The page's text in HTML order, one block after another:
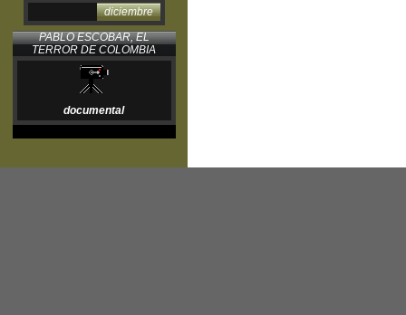
diciembre
PABLO ESCOBAR, EL
TERROR DE COLOMBIA
documental